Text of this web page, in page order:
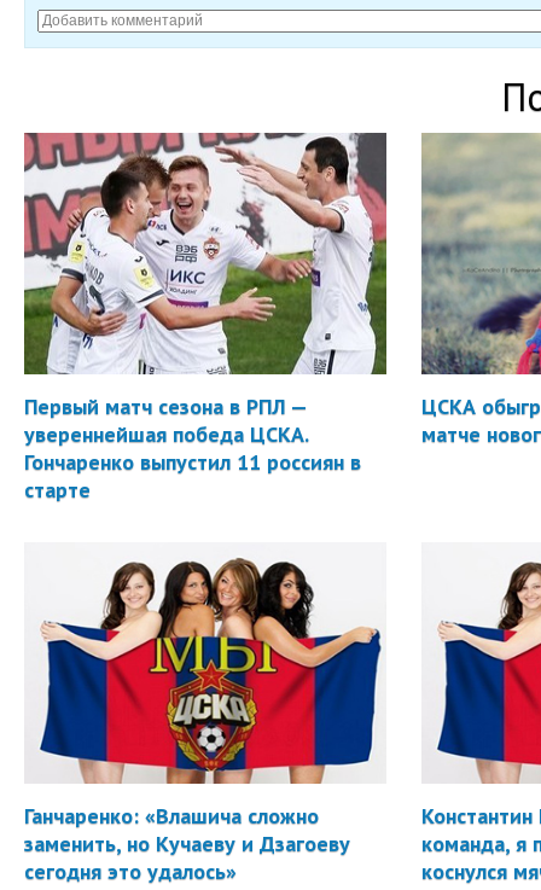
Первый матч сезона в РПЛ —
увереннейшая победа ЦСКА.
Гончаренко выпустил 11 россиян в
старте
ЦСКА
матче
Ганчаренко: «Влашича сложно
заменить, но Кучаеву и Дзагоеву
сегодня это удалось»
Константин
команда, я
коснулся